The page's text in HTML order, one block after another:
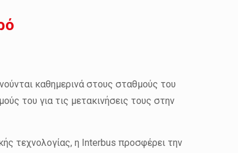
καθημερινά στους σταθμούς του
του για τις μετακινήσεις τους στην
τεχνολογίας, η Interbus προσφέρει την